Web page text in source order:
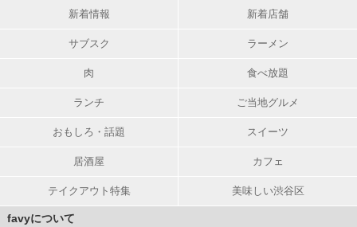
新着情報 新着店舗
サブスク ラーメン
肉 食べ放題
ランチ ご当地グルメ
おもしろ・話題 スイーツ
居酒屋 カフェ
テイクアウト特集 美味しい渋谷区
favyについて